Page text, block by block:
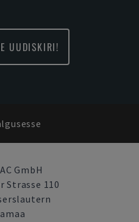
UUDISKIRI!
GmbH
Strasse 110